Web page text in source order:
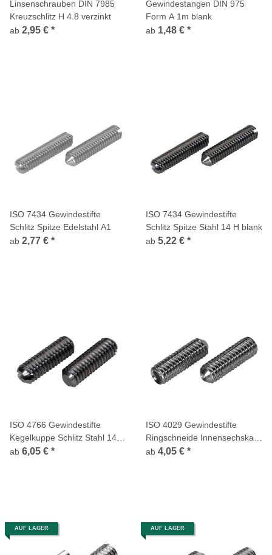
Linsenschrauben DIN 7985
Kreuzschlitz H 4.8 verzinkt
ab 2,95 € *
Gewindestangen DIN 975
Form A 1m blank
ab 1,48 € *
ISO 7434 Gewindestifte
Schlitz Spitze Edelstahl A1
ab 2,77 € *
ISO 7434 Gewindestifte
Schlitz Spitze Stahl 14 H blank
ab 5,22 € *
ISO 4766 Gewindestifte
Kegelkuppe Schlitz Stahl 14 H
blank
ab 6,05 € *
ISO 4029 Gewindestifte
Ringschneide Innensechskant
Edelstahl A4
ab 4,05 € *
AUF LAGER AUF LAGER